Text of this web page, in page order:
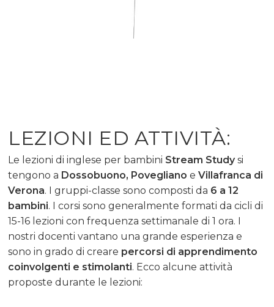
LEZIONI ED ATTIVITÀ:
Le lezioni di inglese per bambini Stream Studysi
tengono a Dossobuono, PoveglianoeVillafranca di
Verona. I gruppi-classe sono composti da 6 a 12
bambini. I corsi sono generalmente formati da cicli di
15-16 lezioni con frequenza settimanale di 1 ora. I
nostri docenti vantano una grande esperienza e
sono in grado di creare percorsi di apprendimento
coinvolgenti e stimolanti. Ecco alcune attività
proposte durante le lezioni: